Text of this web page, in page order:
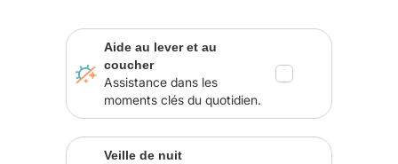
Aide au lever et au
coucher
Assistance dans les
moments clés du quotidien.
Veille de nuit